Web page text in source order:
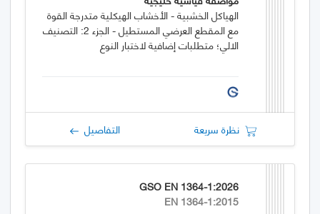
الهياكل الخشبية - الأخشاب الهيكلية متدرجة القوة
مع المقطع العرضي المستطيل - الجزء 2: التصنيف
الالي؛ متطلبات إضافية لاختبار النوع
نظرة سريعة التفاصيل
GSO EN 1364-1:2026
EN 1364-1:2015